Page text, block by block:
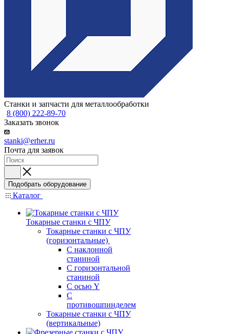
Станки и запчасти для металлообработки
8 (800) 222-89-70
Заказать звонок
stanki@erher.ru
Почта для заявок
Подобрать оборудование
Каталог
Токарные станки с ЧПУ
Токарные станки с ЧПУ
(горизонтальные)
С наклонной
станиной
С горизонтальной
станиной
С осью Y
С
противошпинделем
Токарные станки с ЧПУ
(вертикальные)